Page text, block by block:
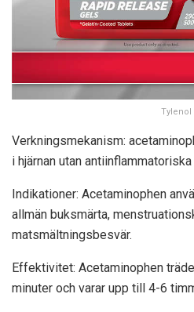
Tylenol
Verkningsmekanism:
i hjärnan utan
Indikationer: Acetaminophen
allmän buksmärta,
matsmältningsbesvär.
Effektivitet: Acetaminophen
minuter och varar upp till 4-6